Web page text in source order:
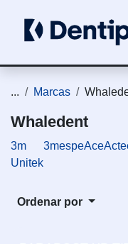
... Marcas
Whaledent
3m
Unitek
3mespeAce
Ordenar por